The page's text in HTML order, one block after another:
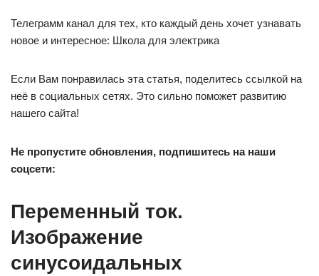
Телеграмм канал для тех, кто каждый день хочет узнавать
новое и интересное: Школа для электрика
Если Вам понравилась эта статья, поделитесь ссылкой на
неё в социальных сетях. Это сильно поможет развитию
нашего сайта!
Не пропустите обновления, подпишитесь на наши
соцсети:
Переменный ток.
Изображение
синусоидальных